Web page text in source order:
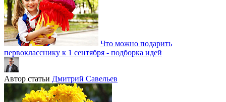
Что можно подарить
первокласснику к 1 сентября - подборка идей
Автор статьи Дмитрий Савельев